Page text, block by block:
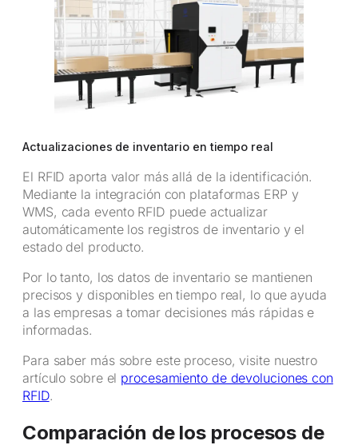
Actualizaciones de inventario en tiempo real
El RFID aporta valor más allá de la identificación.
Mediante la integración con plataformas ERP y
WMS, cada evento RFID puede actualizar
automáticamente los registros de inventario y el
estado del producto.
Por lo tanto, los datos de inventario se mantienen
precisos y disponibles en tiempo real, lo que ayuda
a las empresas a tomar decisiones más rápidas e
informadas.
Para saber más sobre este proceso, visite nuestro
artículo sobre el procesamiento de devoluciones con
RFID.
Comparación de los procesos de